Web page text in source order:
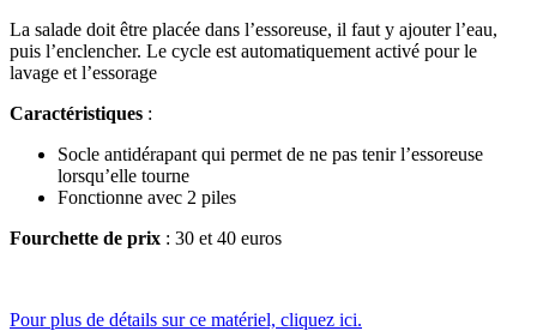
La salade doit être placée dans l’essoreuse, il faut y ajouter l’eau,
puis l’enclencher. Le cycle est automatiquement activé pour le
lavage et l’essorage
Caractéristiques :
Socle antidérapant qui permet de ne pas tenir l’essoreuse
lorsqu’elle tourne
Fonctionne avec 2 piles
Fourchette de prix : 30 et 40 euros
Pour plus de détails sur ce matériel, cliquez ici.